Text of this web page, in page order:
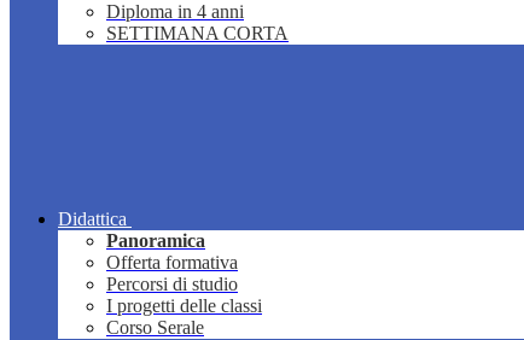
Diploma in 4 anni
SETTIMANA CORTA
Didattica
Panoramica
Offerta formativa
Percorsi di studio
I progetti delle classi
Corso Serale